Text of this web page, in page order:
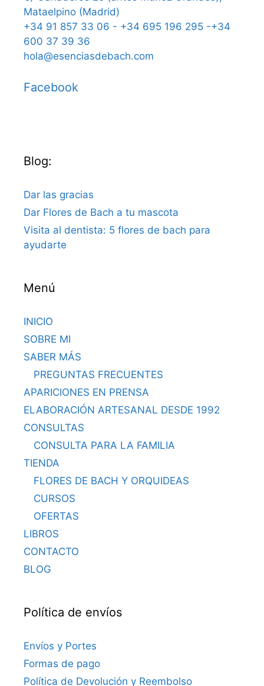
Mataelpino (Madrid)
+34 91 857 33 06 - +34 695 196 295 -+34
600 37 39 36
hola@esenciasdebach.com
Facebook
Blog:
Dar las gracias
Dar Flores de Bach a tu mascota
Visita al dentista: 5 flores de bach para
ayudarte
Menú
INICIO
SOBRE MI
SABER MÁS
PREGUNTAS FRECUENTES
APARICIONES EN PRENSA
ELABORACIÓN ARTESANAL DESDE 1992
CONSULTAS
CONSULTA PARA LA FAMILIA
TIENDA
FLORES DE BACH Y ORQUIDEAS
CURSOS
OFERTAS
LIBROS
CONTACTO
BLOG
Política de envíos
Envíos y Portes
Formas de pago
Política de Devolución y Reembolso